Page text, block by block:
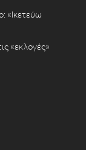
«Ικετεύω
«εκλογές»